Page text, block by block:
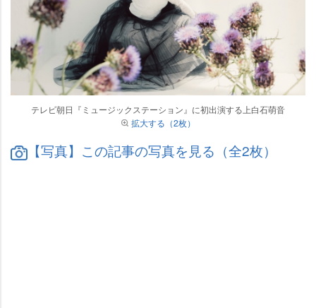
テレビ朝日『ミュージックステーション』に初出演する上白石萌音
拡大する（2枚）
【写真】この記事の写真を見る（全2枚）